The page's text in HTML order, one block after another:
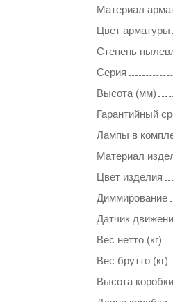
Материал
Цвет арматуры
Степень
Серия
Высота (мм)
Гарантийный
Лампы в
Материал
Цвет изделия
Диммирование
Датчик
Вес нетто (кг)
Вес брутто (кг)
Высота